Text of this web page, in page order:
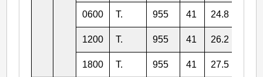
0600 T. 955 41 24.8
1200 T. 955 41 26.2
1800 T. 955 41 27.5